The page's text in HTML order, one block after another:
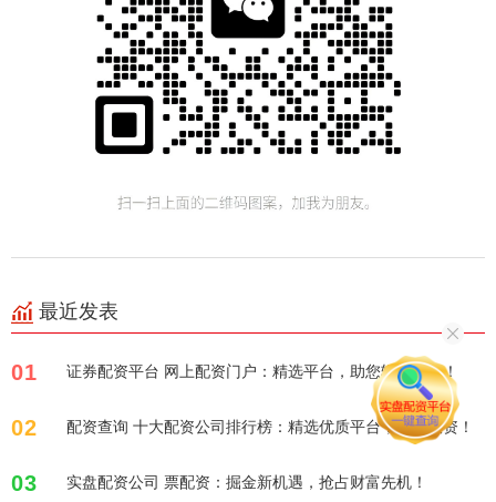
最近发表
01 证券配资平台 网上配资门户：精选平台，助您轻松投资！
02 配资查询 十大配资公司排行榜：精选优质平台，助您投资！
03 实盘配资公司 票配资：掘金新机遇，抢占财富先机！